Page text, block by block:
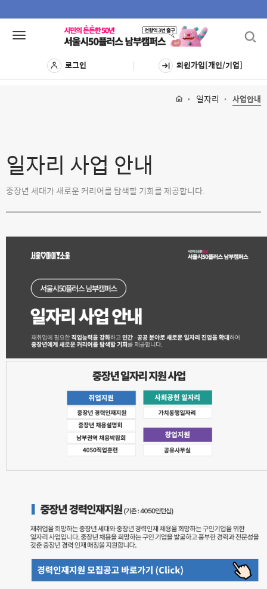
Toggle
로그인 회원가입[개인/기업]
일자리 사업안내
일자리 사업 안내
중장년 세대가 새로운 커리어를 탐색할 기회를 제공합니다.